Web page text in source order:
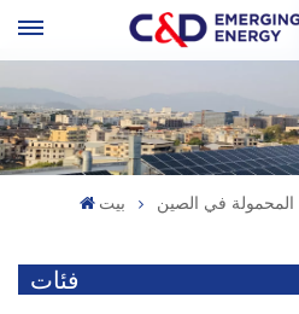
بيت في الصين
فئات